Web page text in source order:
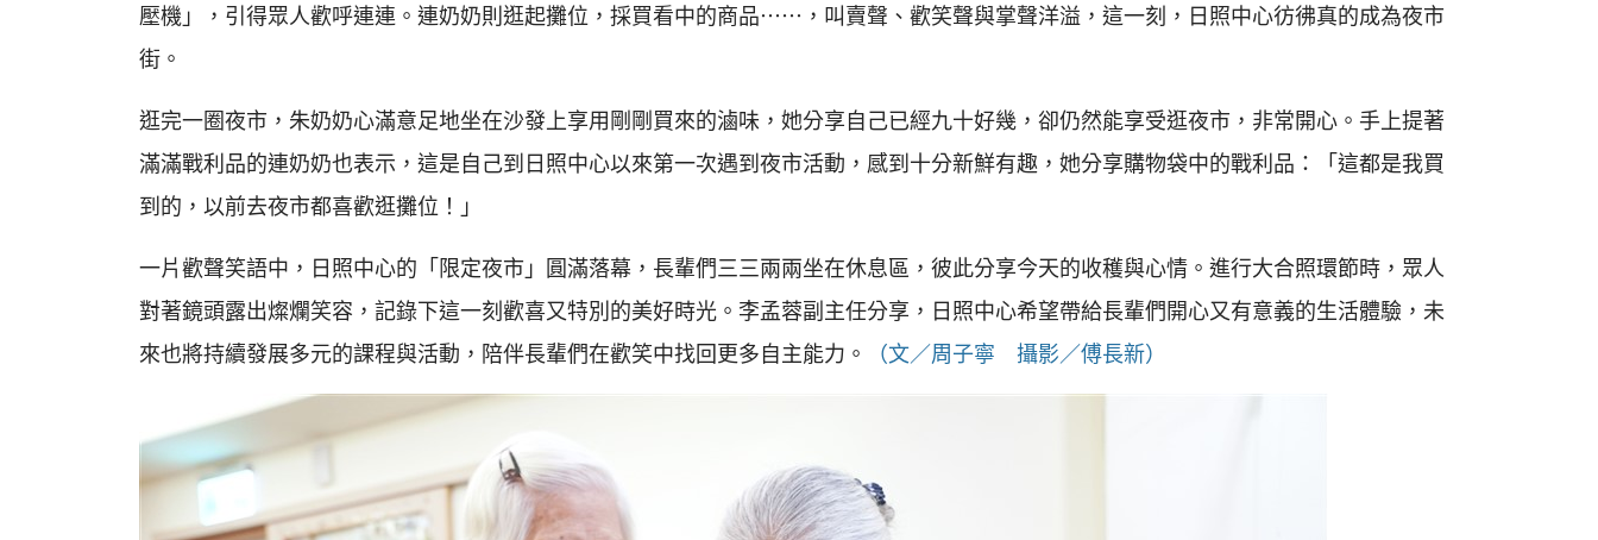
壓機」，引得眾人歡呼連連。連奶奶則逛起攤位，採買看中的商品⋯⋯，叫賣聲、歡笑聲與掌聲洋溢，這一刻，日照中心彷彿真的成為夜市
街。
逛完一圈夜市，朱奶奶心滿意足地坐在沙發上享用剛剛買來的滷味，她分享自己已經九十好幾，卻仍然能享受逛夜市，非常開心。手上提著
滿滿戰利品的連奶奶也表示，這是自己到日照中心以來第一次遇到夜市活動，感到十分新鮮有趣，她分享購物袋中的戰利品：「這都是我買
到的，以前去夜市都喜歡逛攤位！」
一片歡聲笑語中，日照中心的「限定夜市」圓滿落幕，長輩們三三兩兩坐在休息區，彼此分享今天的收穫與心情。進行大合照環節時，眾人
對著鏡頭露出燦爛笑容，記錄下這一刻歡喜又特別的美好時光。李孟蓉副主任分享，日照中心希望帶給長輩們開心又有意義的生活體驗，未
來也將持續發展多元的課程與活動，陪伴長輩們在歡笑中找回更多自主能力。
（文／周子寧 攝影／傅長新）